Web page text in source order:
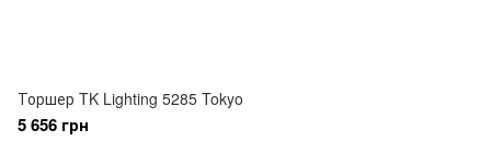
Торшер TK Lighting 5285 Tokyo
5 656 грн